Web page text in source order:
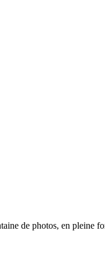
de photos, en pleine